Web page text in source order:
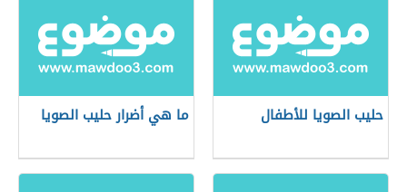
حليب الصويا للأطفال ما هي أضرار حليب الصويا